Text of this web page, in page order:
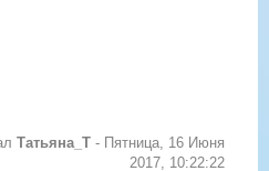
Татьяна_Т - Пятница, 16 Июня
2017, 10:22:22